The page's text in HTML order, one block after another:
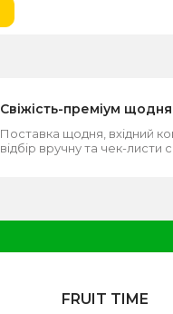
Свіжість-преміум щодня
Поставка щодня, вхідний
відбір вручну та чек-листи
FRUIT TIME